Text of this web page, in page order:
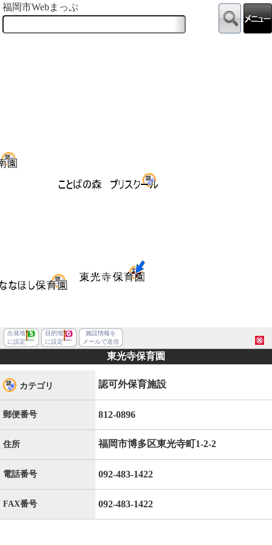
福岡市Webまっぷ
出発地
に設定
目的地
に設定
施設情報を
メールで送信
東光寺保育園
カテゴリ 認可外保育施設
郵便番号 812-0896
住所 福岡市博多区東光寺町1-2-2
電話番号 092-483-1422
FAX番号 092-483-1422